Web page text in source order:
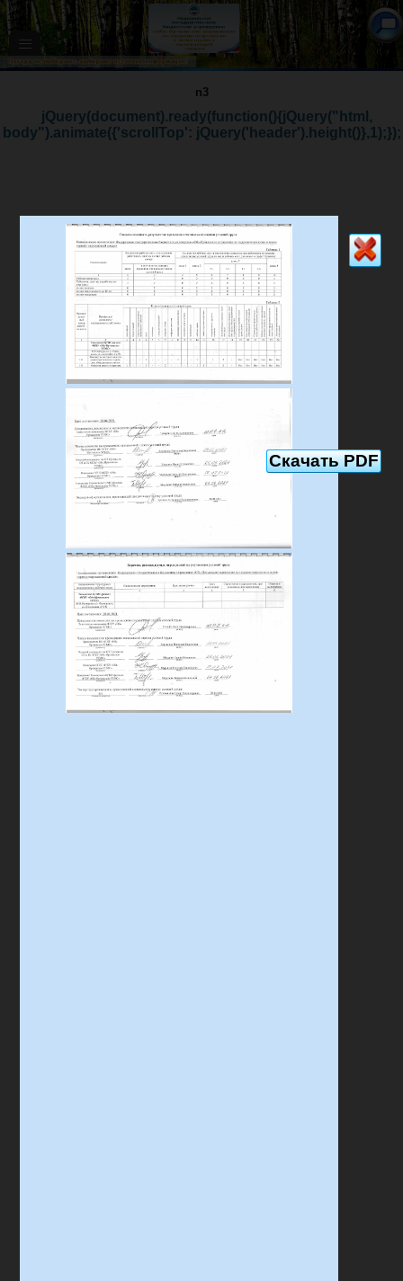
n3
jQuery(document).ready(function(){jQuery("html,
body").animate({'scrollTop': jQuery('header').height()},1);});
≡
Скачать PDF